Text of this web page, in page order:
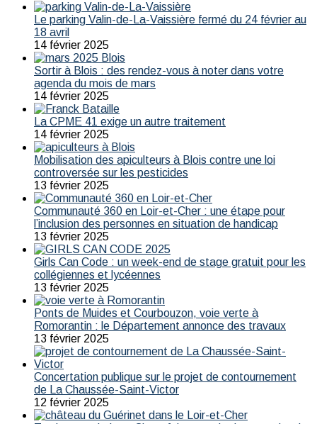
Le parking Valin-de-La-Vaissière fermé du 24 février au
18 avril
14 février 2025
Sortir à Blois : des rendez-vous à noter dans votre
agenda du mois de mars
14 février 2025
La CPME 41 exige un autre traitement
14 février 2025
Mobilisation des apiculteurs à Blois contre une loi
controversée sur les pesticides
13 février 2025
Communauté 360 en Loir-et-Cher : une étape pour
l’inclusion des personnes en situation de handicap
13 février 2025
Girls Can Code : un week-end de stage gratuit pour les
collégiennes et lycéennes
13 février 2025
Ponts de Muides et Courbouzon, voie verte à
Romorantin : le Département annonce des travaux
13 février 2025
Concertation publique sur le projet de contournement
de La Chaussée-Saint-Victor
12 février 2025